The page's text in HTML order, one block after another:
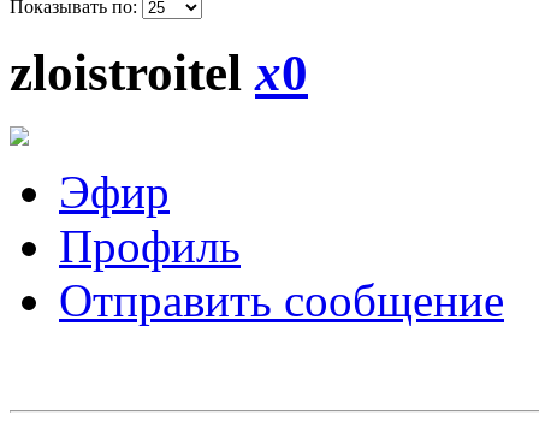
Показывать по:
zloistroitelx0
Эфир
Профиль
Отправить сообщение